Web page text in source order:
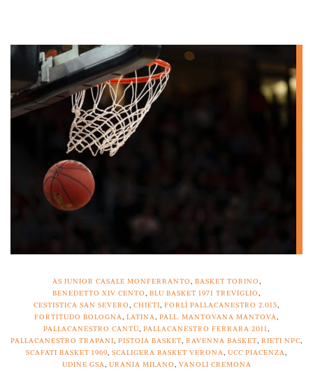
AS JUNIOR CASALE MONFERRANTO, BASKET TORINO,
BENEDETTO XIV CENTO, BLU BASKET 1971 TREVIGLIO,
CESTISTICA SAN SEVERO, CHIETI, FORLÌ PALLACANESTRO 2.015,
FORTITUDO BOLOGNA, LATINA, PALL. MANTOVANA MANTOVA,
PALLACANESTRO CANTÙ, PALLACANESTRO FERRARA 2011,
PALLACANESTRO TRAPANI, PISTOIA BASKET, RAVENNA BASKET, RIETI NPC,
SCAFATI BASKET 1969, SCALIGERA BASKET VERONA, UCC PIACENZA,
UDINE GSA, URANIA MILANO, VANOLI CREMONA